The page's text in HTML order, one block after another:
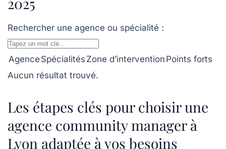
Rechercher une agence ou spécialité :
Agence Spécialités Zone d’intervention Points forts
Aucun résultat trouvé.
Les étapes clés pour choisir une
agence community manager à
Lyon adaptée à vos besoins